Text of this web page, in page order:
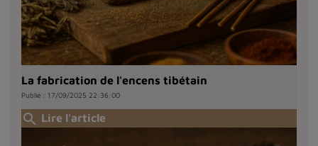
La fabrication de l'encens tibétain
Publié : 17/09/2025 22:36:00
search Lire l'article